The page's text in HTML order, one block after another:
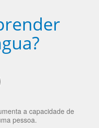
a capacidade de
pessoa.